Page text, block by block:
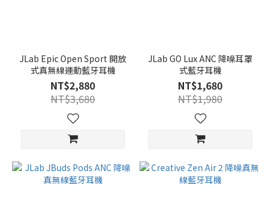
JLab Epic Open Sport 開放
式真無線運動藍牙耳機
NT$2,880
NT$3,680
JLab GO Lux ANC 降噪耳罩
式藍牙耳機
NT$1,680
NT$1,980